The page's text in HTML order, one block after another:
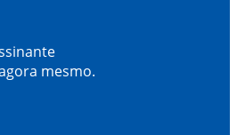
mesmo.